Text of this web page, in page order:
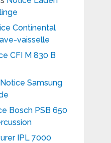
Continental
vaisselle
CFI M 830 B
Notice Samsung
Bosch PSB 650
IPL 7000